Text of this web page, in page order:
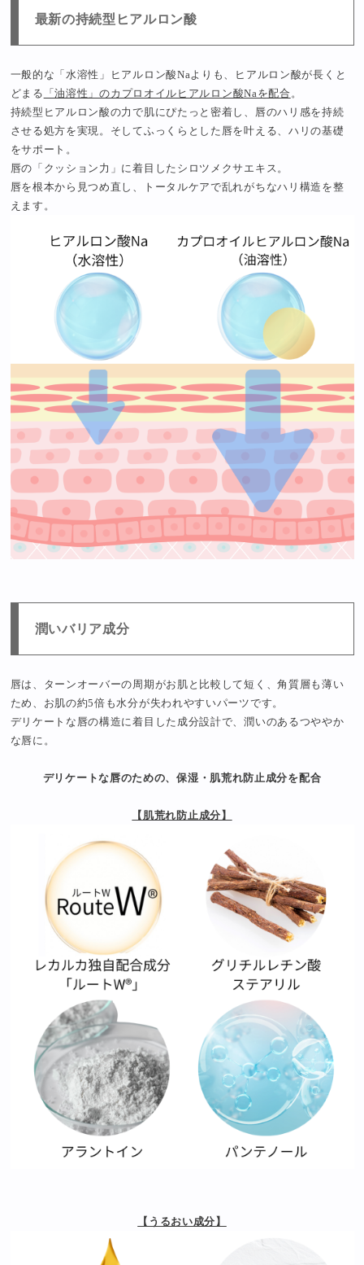
最新の持続型ヒアルロン酸
一般的な「水溶性」ヒアルロン酸Naよりも、ヒアルロン酸が長くと
どまる 「油溶性」のカプロオイルヒアルロン酸Naを配合 。
持続型ヒアルロン酸の力で肌にぴたっと密着し、唇のハリ感を持続
させる処方を実現。そしてふっくらとした唇を叶える、ハリの基礎
をサポート。
唇の「クッション力」に着目したシロツメクサエキス。
唇を根本から見つめ直し、トータルケアで乱れがちなハリ構造を整
えます。
潤いバリア成分
唇は、ターンオーバーの周期がお肌と比較して短く、角質層も薄い
ため、お肌の約5倍も水分が失われやすいパーツです。
デリケートな唇の構造に着目した成分設計で、潤いのあるつややか
な唇に。
デリケートな唇のための、保湿・肌荒れ防止成分を配合
【肌荒れ防止成分】
【うるおい成分】